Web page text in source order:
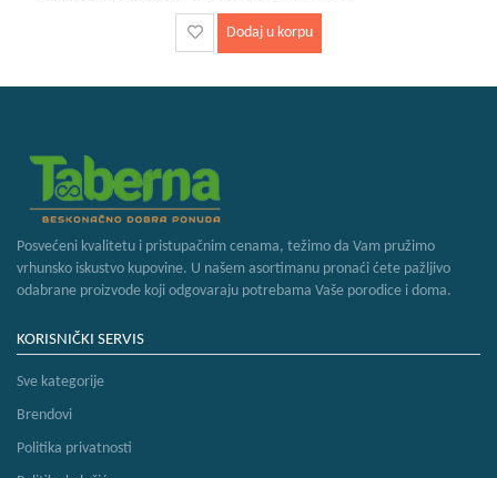
Dodaj u korpu
Posvećeni kvalitetu i pristupačnim cenama, težimo da Vam pružimo
vrhunsko iskustvo kupovine. U našem asortimanu pronaći ćete pažljivo
odabrane proizvode koji odgovaraju potrebama Vaše porodice i doma.
KORISNIČKI SERVIS
Sve kategorije
Brendovi
Politika privatnosti